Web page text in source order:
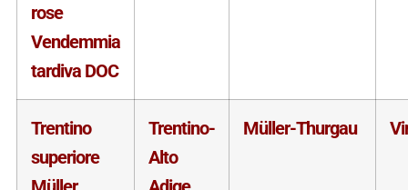
rose
Vendemmia
tardiva DOC
Trentino
superiore
Trentino-
Alto
Müller-Thurgau